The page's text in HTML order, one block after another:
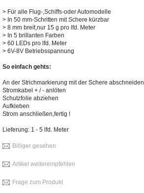
> Für alle Flug-,Schiffs-oder Automodelle
> In 50 mm-Schritten mit Schere kürzbar
> 8 mm breit,nur 15 g pro lfd. Meter
> In 5 brillanten Farben
> 60 LEDs pro lfd. Meter
> 6V-8V Betriebsspannung
So einfach gehts:
An der Strichmarkierung mit der Schere abschneiden.
Stromkabel + / - anlöten
Schutzfolie abziehen
Aufkleben
Strom anschließen,fertig !
Lieferung: 1 - 5 lfd. Meter
Billiger gesehen
Artikel weiterempfehlen
Frage zum Produkt